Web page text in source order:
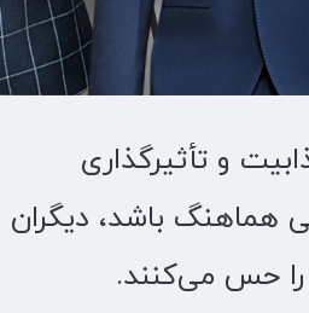
باشد، دیگران
حس می‌کنند.